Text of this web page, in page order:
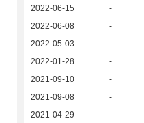
2022-06-15
-
2022-06-08
-
2022-05-03
-
2022-01-28
-
2021-09-10
-
2021-09-08
-
2021-04-29
-